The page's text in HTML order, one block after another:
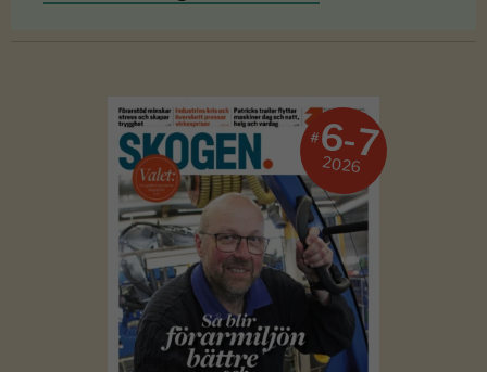
#6-7
2026